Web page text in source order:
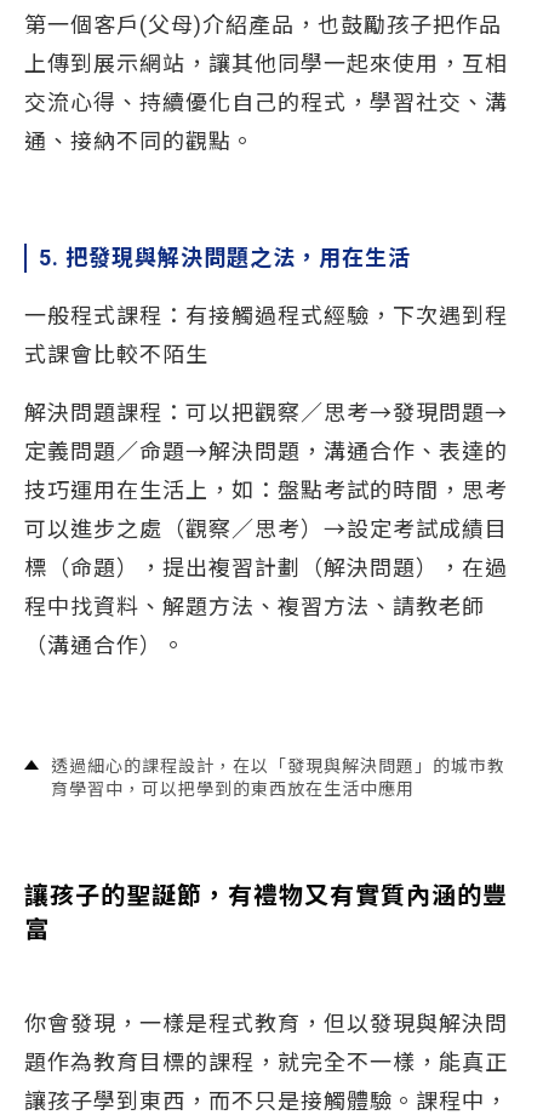
第一個客戶(父母)介紹產品，也鼓勵孩子把作品
上傳到展示網站，讓其他同學一起來使用，互相
交流心得、持續優化自己的程式，學習社交、溝
通、接納不同的觀點。
5. 把發現與解決問題之法，用在生活
一般程式課程：有接觸過程式經驗，下次遇到程
式課會比較不陌生
解決問題課程：可以把觀察／思考→發現問題→
定義問題／命題→解決問題，溝通合作、表達的
技巧運用在生活上，如：盤點考試的時間，思考
可以進步之處（觀察／思考）→設定考試成績目
標（命題），提出複習計劃（解決問題），在過
程中找資料、解題方法、複習方法、請教老師
（溝通合作）。
透過細心的課程設計，在以「發現與解決問題」的城市教
育學習中，可以把學到的東西放在生活中應用
讓孩子的聖誕節，有禮物又有實質內涵的豐
富
你會發現，一樣是程式教育，但以發現與解決問
題作為教育目標的課程，就完全不一樣，能真正
讓孩子學到東西，而不只是接觸體驗。課程中，